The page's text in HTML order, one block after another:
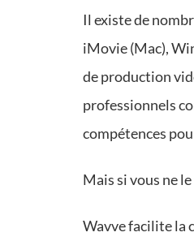
Il existe de
iMovie (Mac),
de production
professionnels
compétences
Mais si vous ne
Wavve facilite la